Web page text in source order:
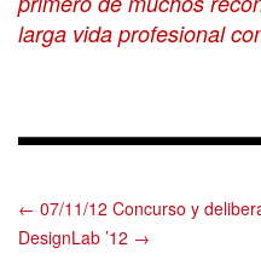
larga vida profesional
← 07/11/12 Concurso y
DesignLab ’12 →